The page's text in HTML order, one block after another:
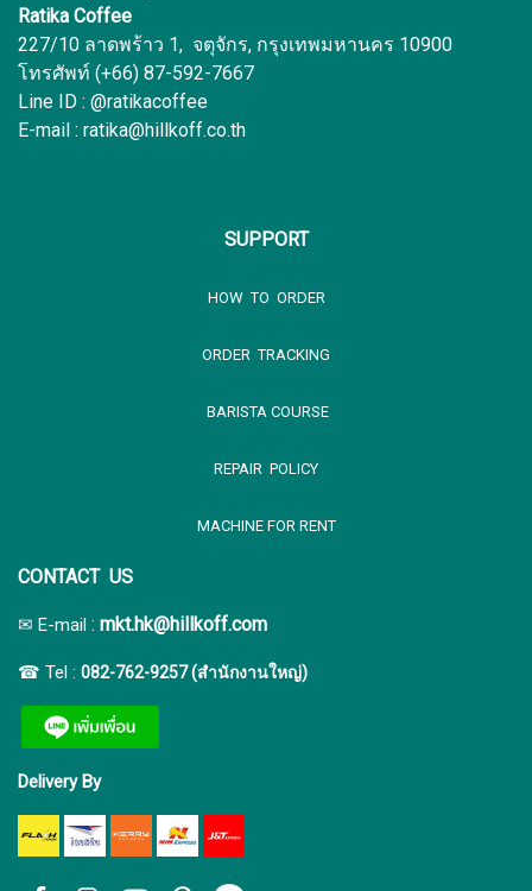
Ratika Coffee
227/10 ลาดพร้าว 1, จตุจักร, กรุงเทพมหานคร 10900
โทรศัพท์ (+66) 87-592-7667
Line ID : @ratikacoffee
E-mail : ratika@hillkoff.co.th
SUPPORT
HOW TO ORDER
ORDER TRACKING
BARISTA COURSE
REPAIR POLICY
MACHINE FOR RENT
CONTACT US
✉ E-mail : mkt.hk@hillkoff.com
☎ Tel : 082-762-9257 (สำนักงานใหญ่)
Delivery By